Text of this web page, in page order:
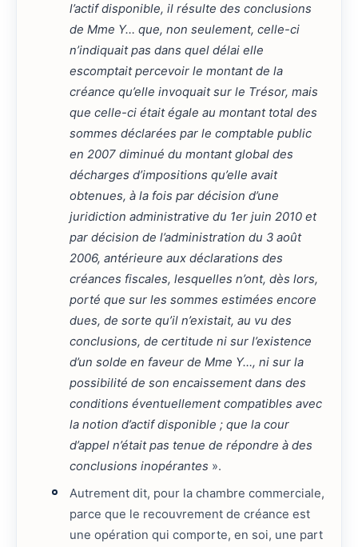
l’actif disponible, il résulte des conclusions
de Mme Y… que, non seulement, celle-ci
n’indiquait pas dans quel délai elle
escomptait percevoir le montant de la
créance qu’elle invoquait sur le Trésor, mais
que celle-ci était égale au montant total des
sommes déclarées par le comptable public
en 2007 diminué du montant global des
décharges d’impositions qu’elle avait
obtenues, à la fois par décision d’une
juridiction administrative du 1er juin 2010 et
par décision de l’administration du 3 août
2006, antérieure aux déclarations des
créances fiscales, lesquelles n’ont, dès lors,
porté que sur les sommes estimées encore
dues, de sorte qu’il n’existait, au vu des
conclusions, de certitude ni sur l’existence
d’un solde en faveur de Mme Y…, ni sur la
possibilité de son encaissement dans des
conditions éventuellement compatibles avec
la notion d’actif disponible ; que la cour
d’appel n’était pas tenue de répondre à des
conclusions inopérantes ».
Autrement dit, pour la chambre commerciale,
parce que le recouvrement de créance est
une opération qui comporte, en soi, une part